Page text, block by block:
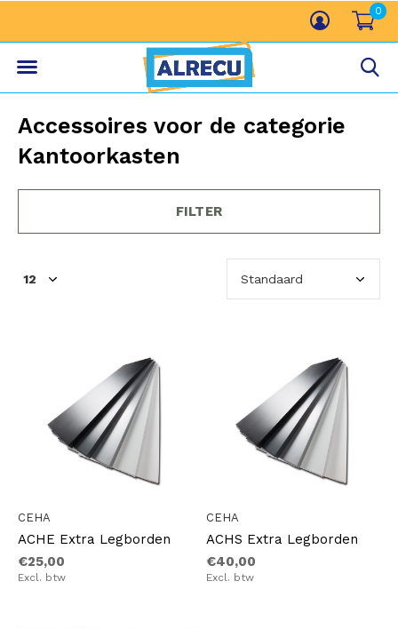
0
Accessoires voor de categorie
Kantoorkasten
FILTER
CEHA
ACHE Extra Legborden
€25,00
Excl. btw
CEHA
ACHS Extra Legborden
€40,00
Excl. btw